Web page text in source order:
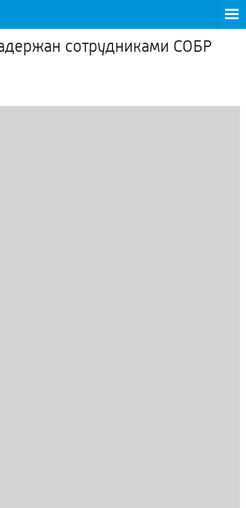
сотрудниками СОБР